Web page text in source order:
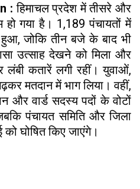
:हिमाचल प्रदेश में तीसरे और
गया है। 1,189 पंचायतों में
जोकि तीन बजे के बाद भी
उत्साह देखने को मिला और
लंबी कतारें लगी रहीं। युवाओं,
मतदान में भाग लिया। वहीं,
और वार्ड सदस्य पदों के वोटों
पंचायत समिति और जिला
घोषित किए जाएंगे।